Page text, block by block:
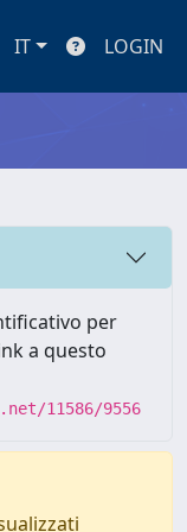
IT LOGIN
per
a questo
11586/9556